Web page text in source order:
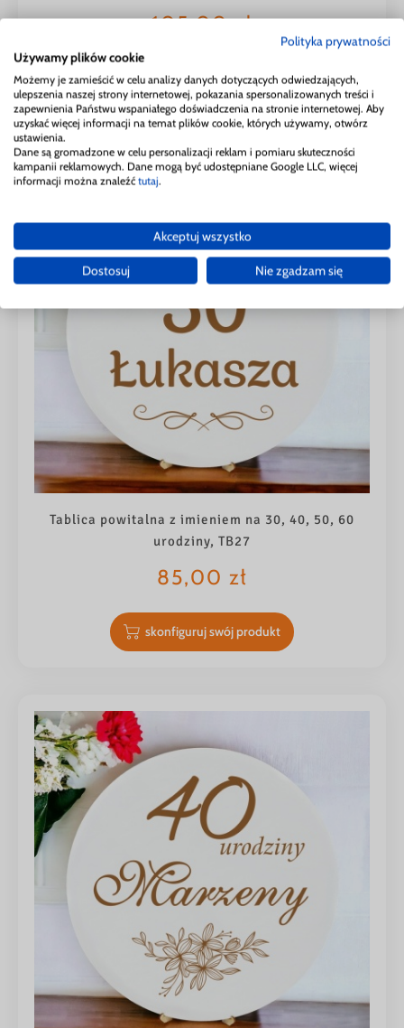
105,00zł
skonfiguruj swój produkt
Tablica powitalna z imieniem na 30, 40, 50, 60
urodziny, TB27
85,00 zł
skonfiguruj swój produkt
Polityka prywatności
Używamy plików cookie
Możemy je zamieścić w celu analizy danych dotyczących odwiedzających,
ulepszenia naszej strony internetowej, pokazania spersonalizowanych treści i
zapewnienia Państwu wspaniałego doświadczenia na stronie internetowej. Aby
uzyskać więcej informacji na temat plików cookie, których używamy, otwórz
ustawienia.
Dane są gromadzone w celu personalizacji reklam i pomiaru skuteczności
kampanii reklamowych. Dane mogą być udostępniane Google LLC, więcej
informacji można znaleźć tutaj.
Akceptuj wszystko
Dostosuj Nie zgadzam się